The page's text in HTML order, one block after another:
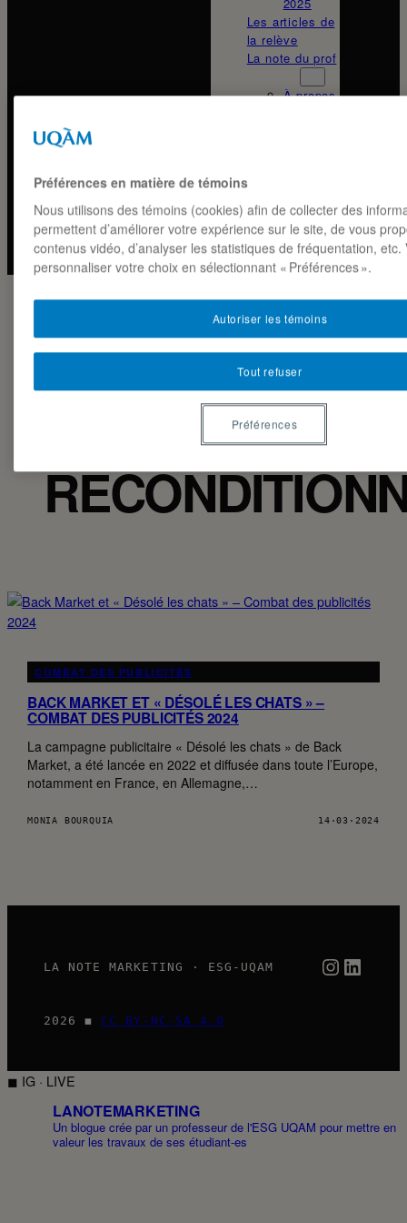
Les articles de
la relève
La note du prof
À propos
Alexis
Perron-
Brault
ÉTIQUETTE :
APPAREILS
COMBAT DES PUBLICITÉS
BACK MARKET ET « DÉSOLÉ LES CHATS » –
COMBAT DES PUBLICITÉS 2024
La campagne publicitaire « Désolé les chats » de Back
Market, a été lancée en 2022 et diffusée dans toute l’Europe,
notamment en France, en Allemagne,…
MONIA BOURQUIA 14·03·2024
LA NOTE MARKETING · ESG-UQAM
2026 ◼ CC BY-NC-SA 4.0
◼ IG · LIVE
LANOTEMARKETING
Un blogue crée par un professeur de l'ESG UQAM pour mettre en
valeur les travaux de ses étudiant-es
Préférences en matière de témoins
Nous utilisons des témoins (cookies) afin de collecter des
permettent d’améliorer votre expérience sur le site, de vous
contenus vidéo, d’analyser les statistiques de fréquentation, etc.
personnaliser votre choix en sélectionnant « Préférences ».
Tout refuser
Autoriser les témoins
Préférences